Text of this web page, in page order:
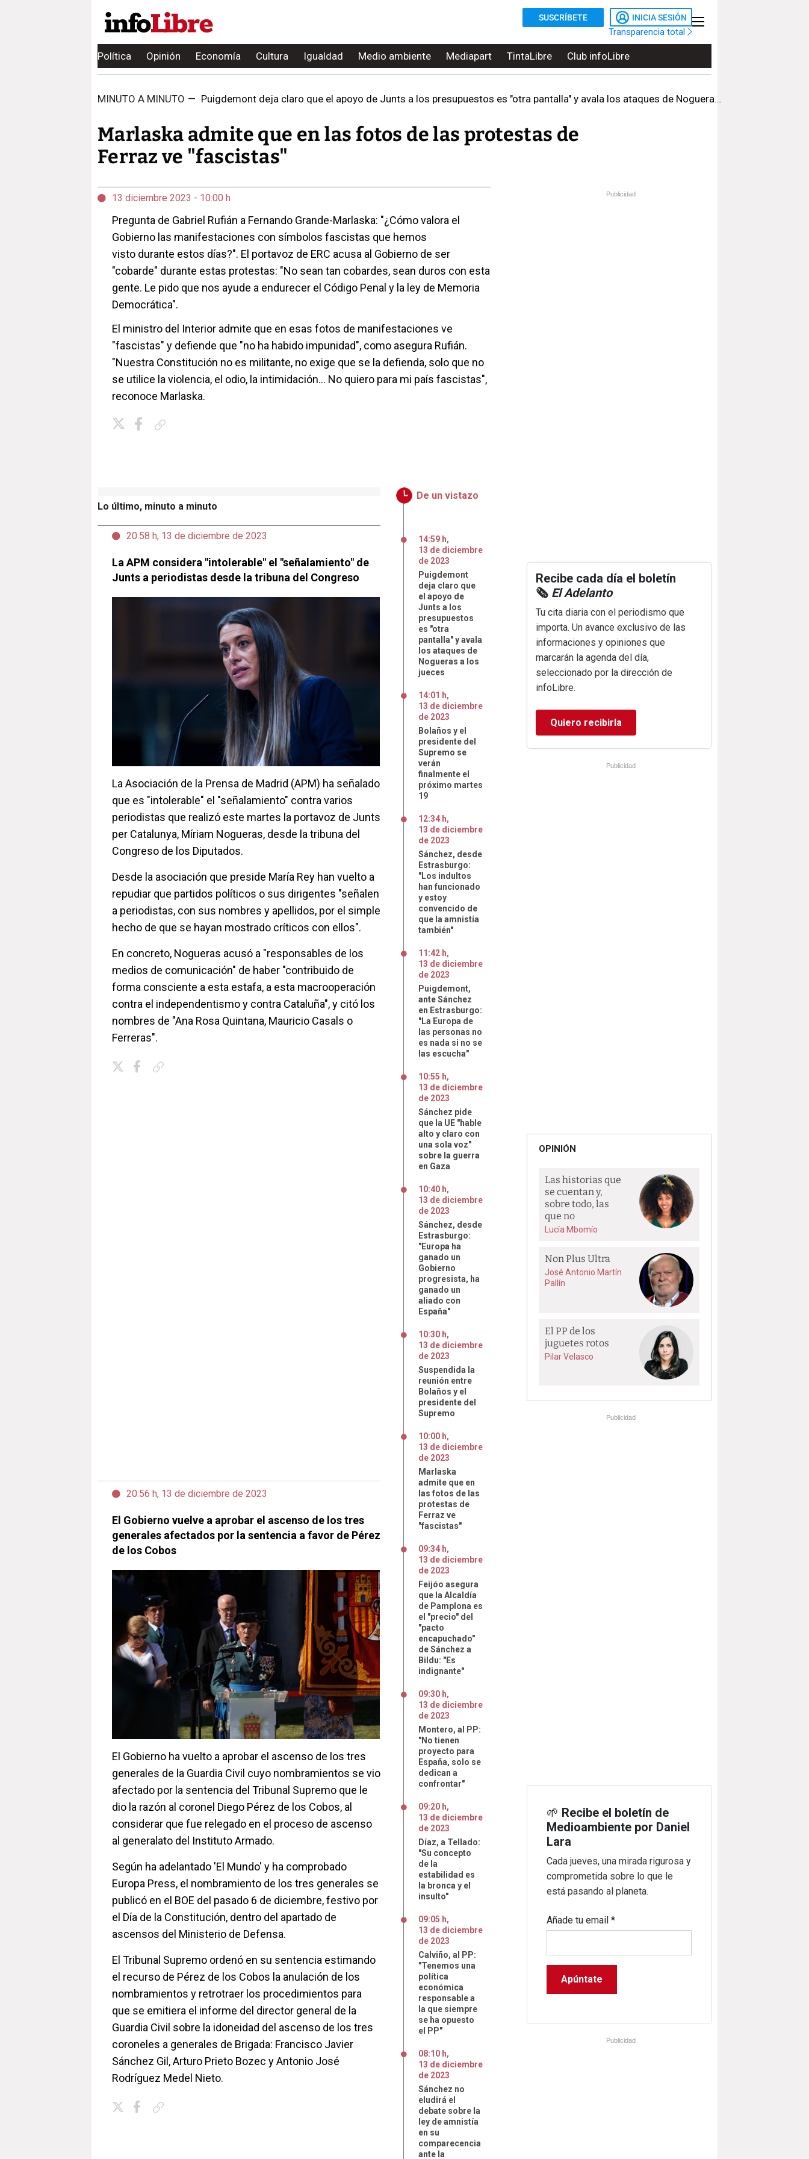
SUSCRÍBETE INICIA SESIÓN
Transparencia total
Política Opinión Economía Cultura Igualdad Medio ambiente Mediapart TintaLibre Club infoLibre
MINUTO A MINUTO — Puigdemont deja claro que el apoyo de Junts a los presupuestos es "otra pantalla" y avala los ataques de Nogueras a los jueces
Marlaska admite que en las fotos de las protestas de
Ferraz ve "fascistas"
13 diciembre 2023 - 10:00 h
Pregunta de Gabriel Rufián a Fernando Grande-Marlaska: "¿Cómo valora el
Gobierno las manifestaciones con símbolos fascistas que hemos
visto durante estos días?". El portavoz de ERC acusa al Gobierno de ser
"cobarde" durante estas protestas: "No sean tan cobardes, sean duros con esta
gente. Le pido que nos ayude a endurecer el Código Penal y la ley de Memoria
Democrática".
El ministro del Interior admite que en esas fotos de manifestaciones ve
"fascistas" y defiende que "no ha habido impunidad", como asegura Rufián.
"Nuestra Constitución no es militante, no exige que se la defienda, solo que no
se utilice la violencia, el odio, la intimidación... No quiero para mi país fascistas",
reconoce Marlaska.
Lo último, minuto a minuto
20:58 h, 13 de diciembre de 2023
La APM considera "intolerable" el "señalamiento" de
Junts a periodistas desde la tribuna del Congreso
La Asociación de la Prensa de Madrid (APM) ha señalado
que es "intolerable" el "señalamiento" contra varios
periodistas que realizó este martes la portavoz de Junts
per Catalunya, Míriam Nogueras, desde la tribuna del
Congreso de los Diputados.
Desde la asociación que preside María Rey han vuelto a
repudiar que partidos políticos o sus dirigentes "señalen
a periodistas, con sus nombres y apellidos, por el simple
hecho de que se hayan mostrado críticos con ellos".
En concreto, Nogueras acusó a "responsables de los
medios de comunicación" de haber "contribuido de
forma consciente a esta estafa, a esta macrooperación
contra el independentismo y contra Cataluña", y citó los
nombres de "Ana Rosa Quintana, Mauricio Casals o
Ferreras".
20:56 h, 13 de diciembre de 2023
El Gobierno vuelve a aprobar el ascenso de los tres
generales afectados por la sentencia a favor de Pérez
de los Cobos
El Gobierno ha vuelto a aprobar el ascenso de los tres
generales de la Guardia Civil cuyo nombramientos se vio
afectado por la sentencia del Tribunal Supremo que le
dio la razón al coronel Diego Pérez de los Cobos, al
considerar que fue relegado en el proceso de ascenso
al generalato del Instituto Armado.
Según ha adelantado 'El Mundo' y ha comprobado
Europa Press, el nombramiento de los tres generales se
publicó en el BOE del pasado 6 de diciembre, festivo por
el Día de la Constitución, dentro del apartado de
ascensos del Ministerio de Defensa.
El Tribunal Supremo ordenó en su sentencia estimando
el recurso de Pérez de los Cobos la anulación de los
nombramientos y retrotraer los procedimientos para
que se emitiera el informe del director general de la
Guardia Civil sobre la idoneidad del ascenso de los tres
coroneles a generales de Brigada: Francisco Javier
Sánchez Gil, Arturo Prieto Bozec y Antonio José
Rodríguez Medel Nieto.
De un vistazo
14:59 h,
13 de diciembre
de 2023
Puigdemont
deja claro que
el apoyo de
Junts a los
presupuestos
es "otra
pantalla" y avala
los ataques de
Nogueras a los
jueces
14:01 h,
13 de diciembre
de 2023
Bolaños y el
presidente del
Supremo se
verán
finalmente el
próximo martes
19
12:34 h,
13 de diciembre
de 2023
Sánchez, desde
Estrasburgo:
"Los indultos
han funcionado
y estoy
convencido de
que la amnistía
también"
11:42 h,
13 de diciembre
de 2023
Puigdemont,
ante Sánchez
en Estrasburgo:
"La Europa de
las personas no
es nada si no se
las escucha"
10:55 h,
13 de diciembre
de 2023
Sánchez pide
que la UE "hable
alto y claro con
una sola voz"
sobre la guerra
en Gaza
10:40 h,
13 de diciembre
de 2023
Sánchez, desde
Estrasburgo:
"Europa ha
ganado un
Gobierno
progresista, ha
ganado un
aliado con
España"
10:30 h,
13 de diciembre
de 2023
Suspendida la
reunión entre
Bolaños y el
presidente del
Supremo
10:00 h,
13 de diciembre
de 2023
Marlaska
admite que en
las fotos de las
protestas de
Ferraz ve
"fascistas"
09:34 h,
13 de diciembre
de 2023
Feijóo asegura
que la Alcaldía
de Pamplona es
el "precio" del
"pacto
encapuchado"
de Sánchez a
Bildu: "Es
indignante"
09:30 h,
13 de diciembre
de 2023
Montero, al PP:
"No tienen
proyecto para
España, solo se
dedican a
confrontar"
09:20 h,
13 de diciembre
de 2023
Díaz, a Tellado:
"Su concepto
de la
estabilidad es
la bronca y el
insulto"
09:05 h,
13 de diciembre
de 2023
Calviño, al PP:
"Tenemos una
política
económica
responsable a
la que siempre
se ha opuesto
el PP"
08:10 h,
13 de diciembre
de 2023
Sánchez no
eludirá el
debate sobre la
ley de amnistía
en su
comparecencia
ante la
Publicidad
Recibe cada día el boletín
🗞️ El Adelanto
Tu cita diaria con el periodismo que
importa. Un avance exclusivo de las
informaciones y opiniones que
marcarán la agenda del día,
seleccionado por la dirección de
infoLibre.
Quiero recibirla
Publicidad
OPINIÓN
Las historias que
se cuentan y,
sobre todo, las
que no
Lucía Mbomío
Non Plus Ultra
José Antonio Martín
Pallín
El PP de los
juguetes rotos
Pilar Velasco
Publicidad
🌱 Recibe el boletín de
Medioambiente por Daniel
Lara
Cada jueves, una mirada rigurosa y
comprometida sobre lo que le
está pasando al planeta.
Añade tu email*
Publicidad